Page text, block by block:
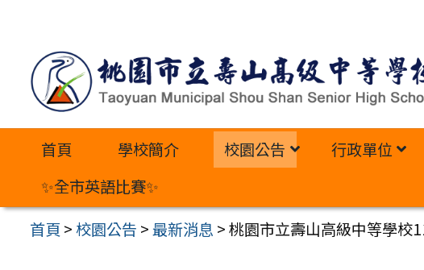
內
首頁 學校簡介 校園公告 行政單位
✨全市英語比賽✨
首頁 >校園公告 >最新消息 >桃園市立壽山高級中等學校